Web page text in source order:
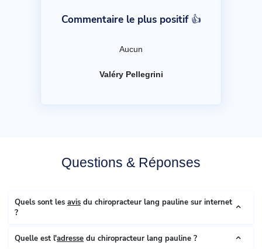
Commentaire le plus positif 👍
Aucun
Valéry Pellegrini
Questions & Réponses
Quels sont les avis du chiropracteur lang pauline sur internet
?
Quelle est l'adresse du chiropracteur lang pauline ?